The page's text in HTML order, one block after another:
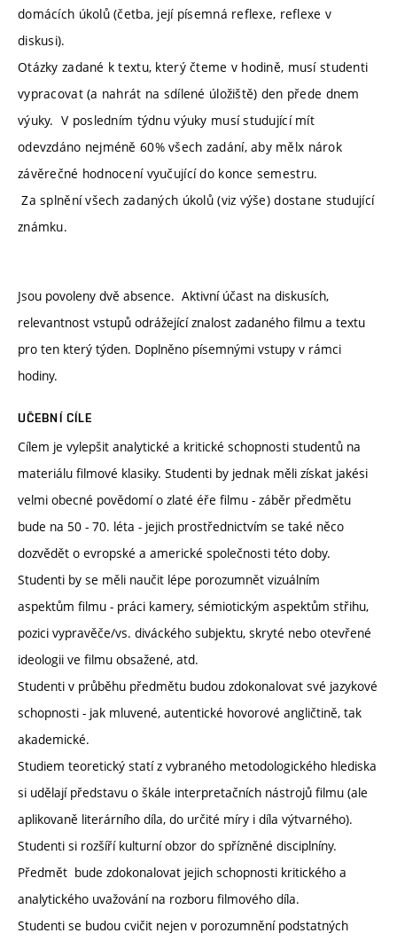
domácích úkolů (četba, její písemná reflexe, reflexe v
diskusi).
Otázky zadané k textu, který čteme v hodině, musí studenti
vypracovat (a nahrát na sdílené úložiště) den přede dnem
výuky. V posledním týdnu výuky musí studující mít
odevzdáno nejméně 60% všech zadání, aby mělx nárok
závěrečné hodnocení vyučující do konce semestru.
Za splnění všech zadaných úkolů (viz výše) dostane studující
známku.
Jsou povoleny dvě absence. Aktivní účast na diskusích,
relevantnost vstupů odrážející znalost zadaného filmu a textu
pro ten který týden. Doplněno písemnými vstupy v rámci
hodiny.
UČEBNÍ CÍLE
Cílem je vylepšit analytické a kritické schopnosti studentů na
materiálu filmové klasiky. Studenti by jednak měli získat jakési
velmi obecné povědomí o zlaté éře filmu - záběr předmětu
bude na 50 - 70. léta - jejich prostřednictvím se také něco
dozvědět o evropské a americké společnosti této doby.
Studenti by se měli naučit lépe porozumnět vizuálním
aspektům filmu - práci kamery, sémiotickým aspektům střihu,
pozici vypravěče/vs. diváckého subjektu, skryté nebo otevřené
ideologii ve filmu obsažené, atd.
Studenti v průběhu předmětu budou zdokonalovat své jazykové
schopnosti - jak mluvené, autentické hovorové angličtině, tak
akademické.
Studiem teoretický statí z vybraného metodologického hlediska
si udělají představu o škále interpretačních nástrojů filmu (ale
aplikovaně literárního díla, do určité míry i díla výtvarného).
Studenti si rozšíří kulturní obzor do spřízněné disciplníny.
Předmět bude zdokonalovat jejich schopnosti kritického a
analytického uvažování na rozboru filmového díla.
Studenti se budou cvičit nejen v porozumnění podstatných